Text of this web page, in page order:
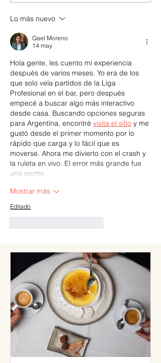
Petrona: la receta original
Lo más nuevo
Gael Moreno
14 may
Hola gente, les cuento mi experiencia
después de varios meses. Yo era de los
que solo veía partidos de la Liga
Profesional en el bar, pero después
empecé a buscar algo más interactivo
desde casa. Buscando opciones seguras
para Argentina, encontré visita el sitio y me
gustó desde el primer momento por lo
rápido que carga y lo fácil que es
moverse. Ahora me divierto con el crash y
la ruleta en vivo. El error más grande fue
una noche…
Mostrar más
Editado